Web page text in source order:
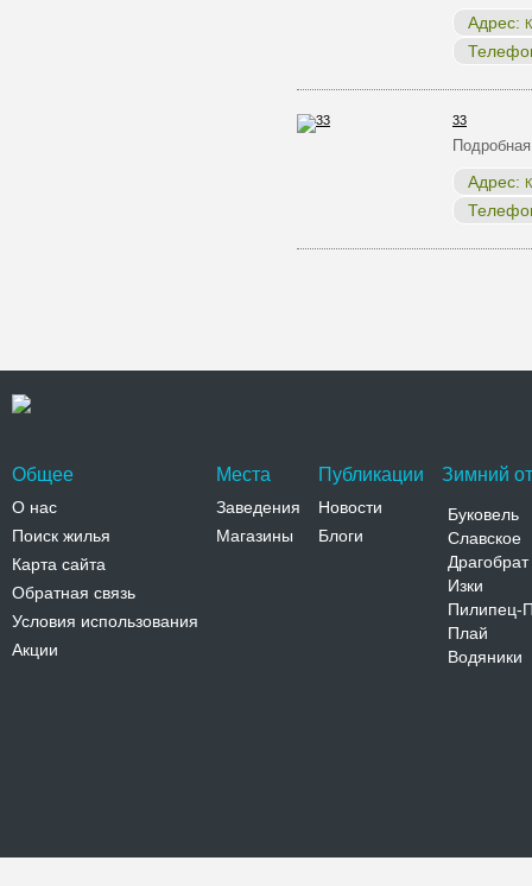
Адрес:
33
Адрес:
Общее
О нас
Поиск жилья
Карта сайта
Обратная связь
Условия использования
Акции
Места
Заведения
Магазины
Публикации
Новости
Блоги
Зимний
Буковель
Славское
Драгобрат
Изки
Пилипец-
Плай
Водяники